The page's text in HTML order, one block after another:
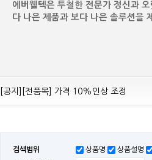
에버웰텍은 투철한 전문가 정신과
다 나은 제품과 보다 나은 솔루션을
[공지][Mean Well 제품 전품목] 10% 가
[공지][전품목] 가격 10%인상 조정
[공지][민웰] 전품목 가격 조정의건
[민웰] RS 모델 출시
검색범위 상품명 상품설명